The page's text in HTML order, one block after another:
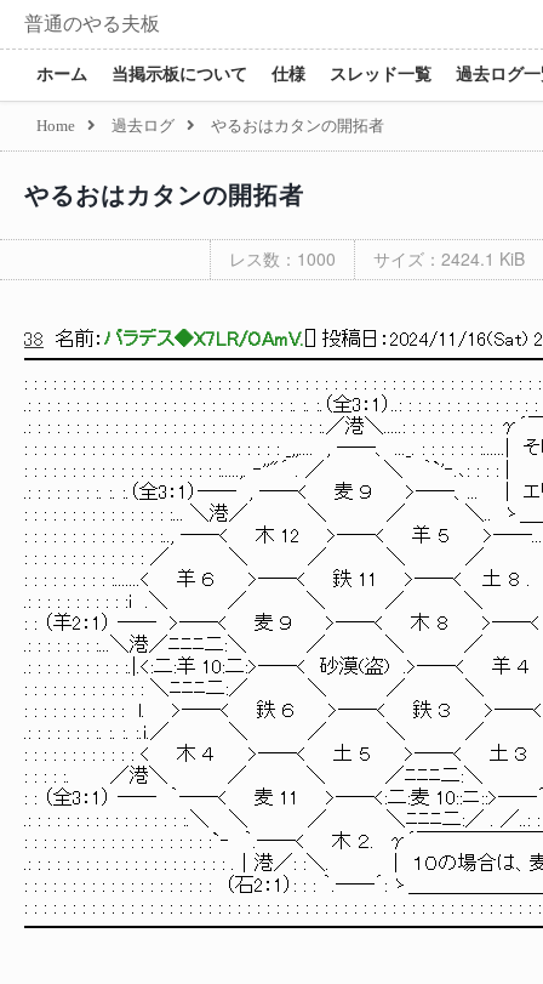
普通のやる夫板
ホーム 当掲示板について 仕様 スレッド一覧 過去ログ
Home 過去ログ やるおはカタンの開拓者
やるおはカタンの開拓者
レス数：1000 サイズ：2424.1 KiB
38 名前： パラデス◆X7LR/OAmV. ] 投稿日： 2024/11/16(Sat)
: : : : : : : : : : : : : : : : : : : : : : : : : : : : : : : : : : : : : : : : : : : : : : : : : : : : :
.: : : : : : : : : : : : : : : : : : : : : : : : : : : :. :. :.（全3：1）..: : : : : : : : : : : : :
.: : : : : : : : : : : : : : : : : : : : : : : : : : : : : : :.／港＼.....: : : : : : : : : :
: : : : : : : : : : : : : : : : : : : : : : : : : : : _,,.... , ──、 ..._. : : : : : :
: : : : : : : : : : : : : : : : : : : :
.: : : : : : : :. :. :.（全3：1）── , ──< 麦 ９ >──、... | エリ
: : : : : : : : : : : : : : : :... ＼港／ ＼ ／ ＼.. ゝ＿＿＿＿
: : : : : : : : : : : : : : :.., ──< 木 12 >──< 羊 ５ >──.....γ´
: : : : : : : : : : : : : ／ ＼ ／ ＼ ／ |
: : : : : : : : : :.......< 羊 ６
.: : : : : : : : : : :i .＼ ／ ＼ ／ ＼ | そこか
: : （羊2：1） ── >──< 麦 ９ >──< 木 ８ >──< . ゝ＿
.: : : : : : : :...＼港／ﾆﾆﾆ二:＼ ／ ＼ ／ ＼港／
.: : : : : : : : : : :.|.<:二:羊 10:二:>──< 砂漠(盗) .>──< 羊 ４
: : : : : : : : : : : : : ＼ﾆﾆﾆ二:／ ＼ ／ ＼ ／ i .: : : :
: : : : : : : : : : : l. >──< 鉄 ６ >──< 鉄 ３ >──< l: :
.: : : : : : : :. :. :. :.i.／ ＼ ／ ＼ ／ ＼/: : : :
: : : : : : : : : : : : < 木 ４ >──< 土 ５ >──< 土 ３ >.: :
: : : : :. ／港＼ ／ ＼ ／ﾆﾆﾆ二:＼ ／港
: : （全3：1） ── ｀──< 麦 11 >──<:二:麦 10::ニ
.: : : : : : : : : : : : : : : : :.＼ ＼ ／ ＼ﾆﾆﾆ二:／ . ／
: : : : : : : : : : : : : : : : : : : :`‐ ｀.──< 木 ２. γ´￣￣￣
.: : : : : : : : : : : : : : : : : : : : : .│港／: :＼. | １０の
: : : : : : : : : : : : : : : : : : : : （石2：1）: : : ｀.──´: ゝ＿＿＿＿＿＿＿
: : : : : : : : : : : : : : : : : : : : : : : : : : : : : : : : : : : : : : : : : : : : : : : : : : : :